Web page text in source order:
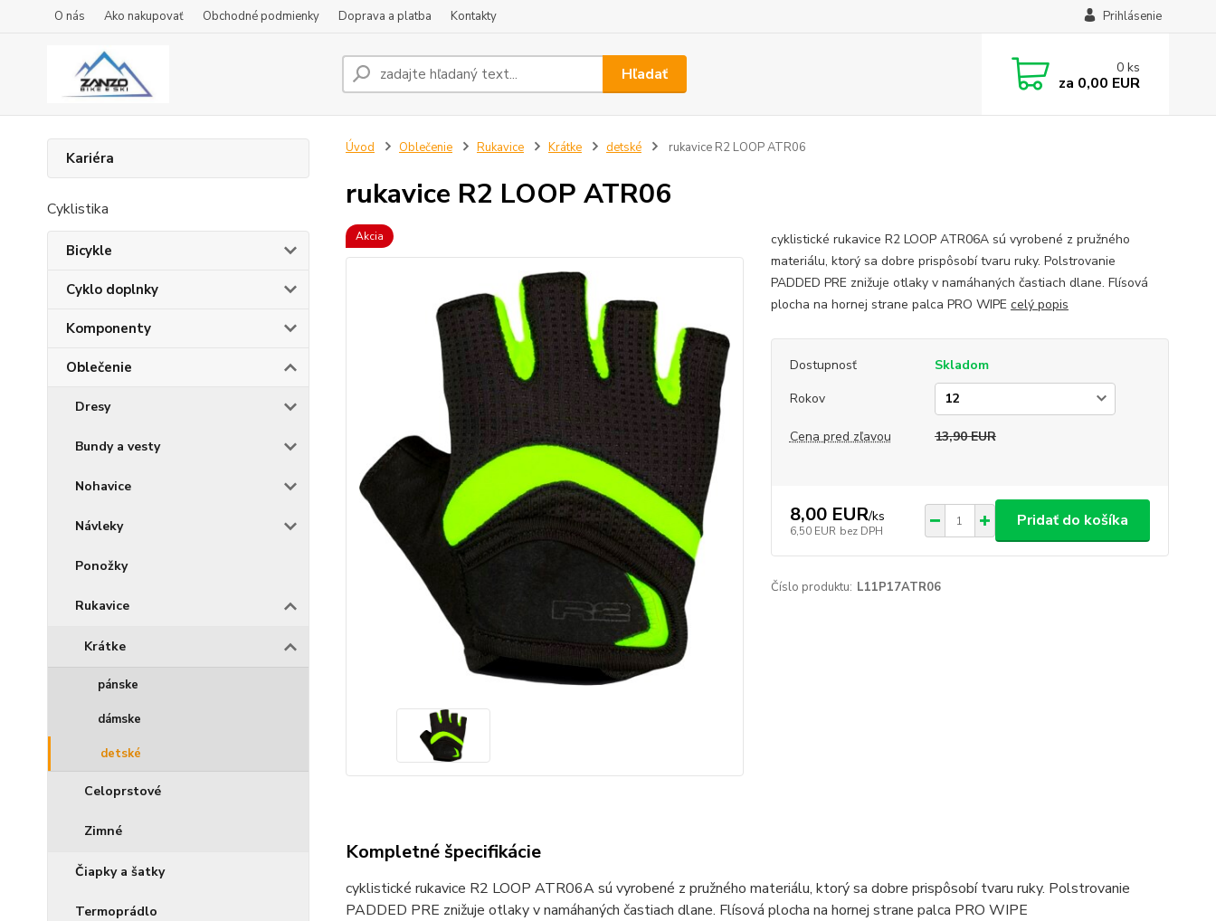
O nás Ako nakupovať Obchodné podmienky Doprava a platba Kontakty Prihlásenie
Hľadať 0 ks
za 0,00 EUR
Kariéra
Cyklistika
Bicykle
Cyklo doplnky
Komponenty
Oblečenie
Dresy
Bundy a vesty
Nohavice
Návleky
Ponožky
Rukavice
Krátke
pánske
dámske
detské
Celoprstové
Zimné
Čiapky a šatky
Termoprádlo
Úvod Oblečenie Rukavice Krátke detské rukavice R2 LOOP ATR06
rukavice R2 LOOP ATR06
Akcia
cyklistické rukavice R2 LOOP ATR06A sú vyrobené z pružného
materiálu, ktorý sa dobre prispôsobí tvaru ruky. Polstrovanie
PADDED PRE znižuje otlaky v namáhaných častiach dlane. Flísová
plocha na hornej strane palca PRO WIPE celý popis
Dostupnosť
Skladom
Rokov
Cena pred zľavou 13,90 EUR
8,00 EUR/ks
6,50 EUR bez DPH
Pridať do košíka
Číslo produktu: L11P17ATR06
Kompletné špecifikácie
cyklistické rukavice R2 LOOP ATR06A sú vyrobené z pružného materiálu, ktorý sa dobre prispôsobí tvaru ruky. Polstrovanie
PADDED PRE znižuje otlaky v namáhaných častiach dlane. Flísová plocha na hornej strane palca PRO WIPE